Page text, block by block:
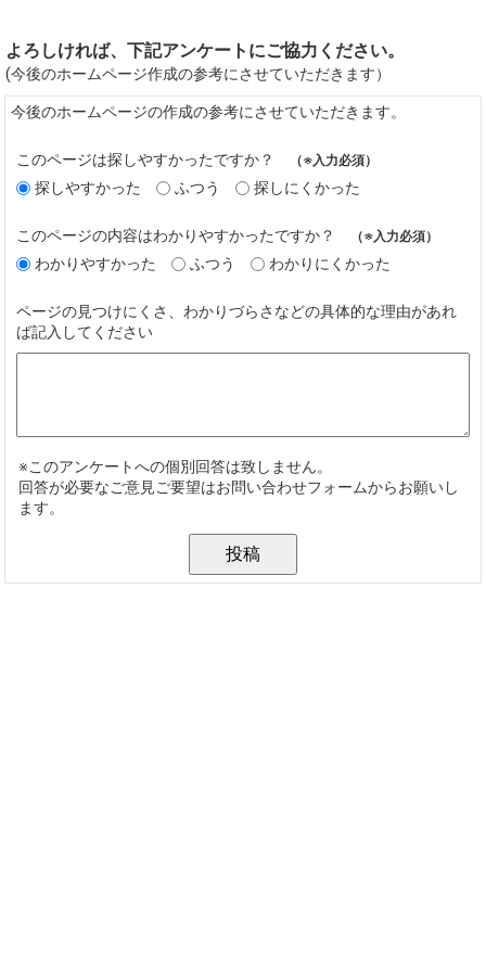
よろしければ、下記アンケートにご協力ください。
(今後のホームページ作成の参考にさせていただきます）
今後のホームページの作成の参考にさせていただきます。
このページは探しやすかったですか？ （※入力必須）
探しやすかった ふつう 探しにくかった
このページの内容はわかりやすかったですか？ （※入力必須）
わかりやすかった ふつう わかりにくかった
ページの見つけにくさ、わかりづらさなどの具体的な理由があれ
ば記入してください
※このアンケートへの個別回答は致しません。
回答が必要なご意見ご要望はお問い合わせフォームからお願いし
ます。